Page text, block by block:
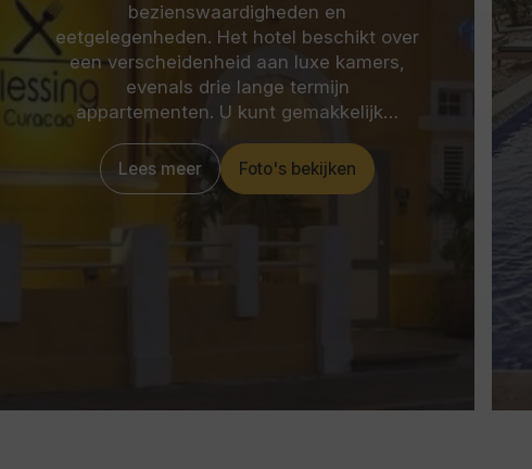
bezienswaardigheden en
eetgelegenheden. Het hotel beschikt over
een verscheidenheid aan luxe kamers,
evenals drie lange termijn
appartementen. U kunt gemakkelijk…
Lees meer Foto's bekijken